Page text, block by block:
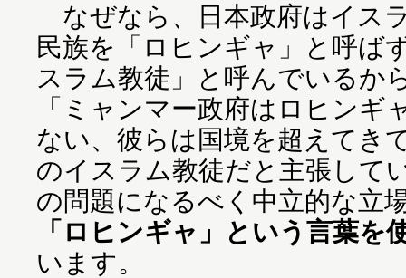
なぜなら、日本政府はイス
民族を「ロヒンギャ」と呼ば
スラム教徒」と呼んでいるか
「ミャンマー政府はロヒンギ
ない、彼らは国境を超えてき
のイスラム教徒だと主張して
の問題になるべく中立的な立
「ロヒンギャ」という言葉を
います。